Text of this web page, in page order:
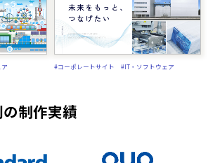
#コーポレートサイト #IT・ソフトウェア
制作実績